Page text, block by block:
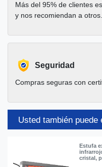
Más del 95% de clientes
y nos recomiendan a otros.
Seguridad
Compras seguras con
Usted también puede
Estufa
cristal,